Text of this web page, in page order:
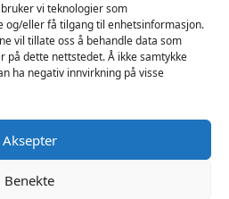
vi teknologier som
og/eller få tilgang til enhetsinformasjon.
vil tillate oss å behandle data som
på dette nettstedet. Å ikke samtykke
ha negativ innvirkning på visse
Aksepter
Benekte